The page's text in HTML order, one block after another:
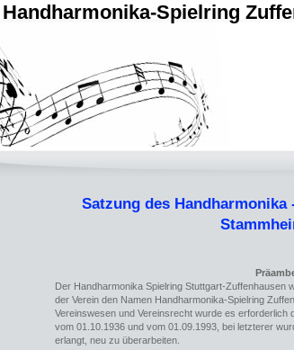
Handharmonika-Spielring
Satzung des
Der Handharmonika Spielring Stuttgart-Zuffenhausen
der Verein den Namen Handharmonika-Spielring
Vereinswesen und Vereinsrecht wurde es erforderlich
vom 01.10.1936 und vom 01.09.1993, bei letzterer
erlangt, neu zu überarbeiten.